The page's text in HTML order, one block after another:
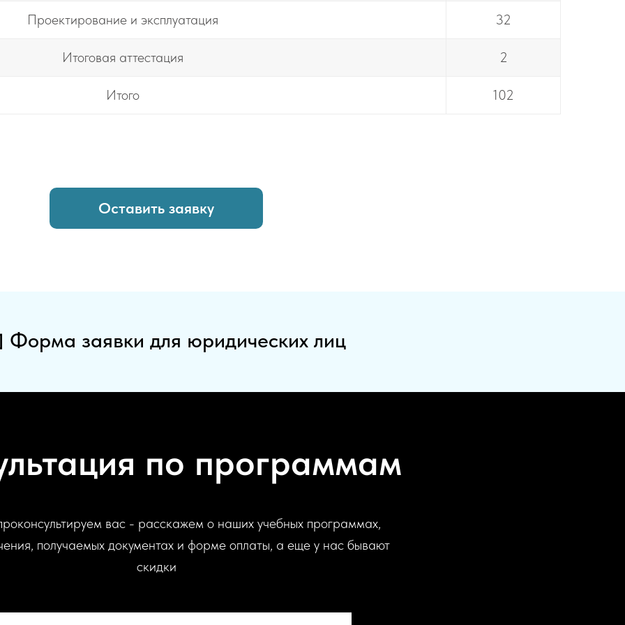
Проектирование и эксплуатация 32
Итоговая аттестация 2
Итого 102
Оставить заявку
Форма заявки для юридических лиц
по программам
вас - расскажем о наших учебных программах,
получаемых документах и форме оплаты, а еще у нас бывают
скидки